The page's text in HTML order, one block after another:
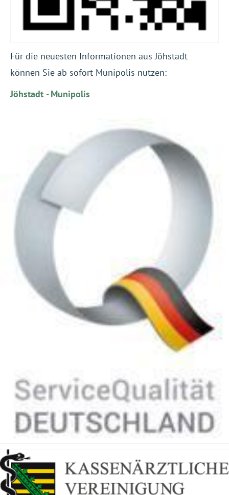
Für die neuesten Informationen aus Jöhstadt
können Sie ab sofort Munipolis nutzen:
Jöhstadt - Munipolis